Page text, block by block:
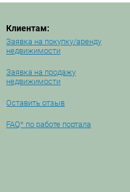
Клиентам:
Заявка на покупку/аренду
недвижимости
Заявка на продажу
недвижимости
Оставить отзыв
FAQ* по работе портала